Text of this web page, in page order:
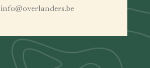
info@overlanders.be